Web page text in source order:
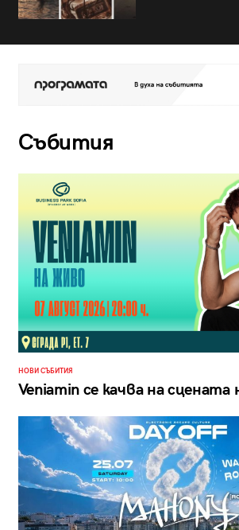
Събития
НОВИ СЪБИТИЯ
Veniamin се качва на сцената